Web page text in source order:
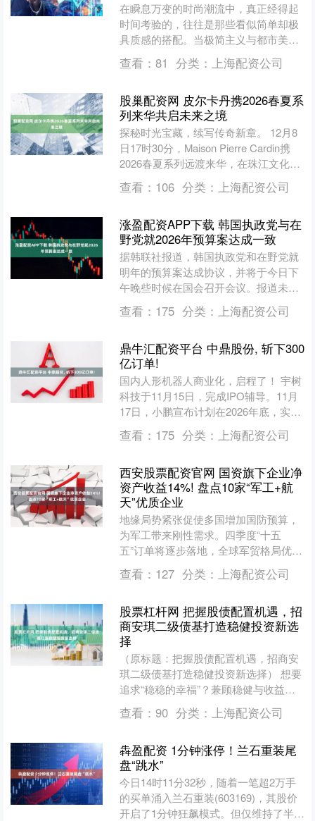
在瞬息万变的时尚潮流中，真正经得起
时间考验的，往往是那些看似简单却极
具质感的搭配。当极简主义与都市美学
相遇，一种低调而富有张力的穿搭风格
便应运而生。黑色半袖、九....
查看： 81 分类： 上海配资公司
股巢配资网 皮尔卡丹携2026春夏系
列来华共启未来之境
探秘时光宝藏，续写传奇新章。 12月8
日17时30分，Maison Pierre Cardin携
2026春夏系列远渡来华，在珠江文化标
杆广州大剧院为中国友人奏启....
查看： 106 分类： 上海配资公司
涨盈配资APP下载 韩国执政党与在
野党就2026年预算案达成一致
据韩联社报道，韩国执政党和在野党就
明年的预算案达成协议，并将于今日下
午晚些时候在国会召开会议。报道未说
明消息来源。各方同意维持政府在2026
年预算中计划的728....
查看： 175 分类： 上海配资公司
鼎牛汇配资平台 中鼎股份, 斩下300
亿订单!
国内人形机器人商业化，启程了！ 宇树
科技于11月15日，完成IPO辅导。11月
17日，小鹏宣布计划在2026年底，实现
规模量产，在2030年达到百万量产目
标！ ....
查看： 175 分类： 上海配资公司
西安股票配资官网 国资旗下企业净
资产收益14%! 盘点10家“军工+航
天”优质企业
地缘局势紧张促使多国增加国防预算，
为军工带来刚性需求。四季度“十五
五”订单将逐步落地，全球军贸格局优
化，行业有望开启上行周期。 国防军工
电子信息化概念股 No.....
查看： 127 分类： 上海配资公司
股票杠杆网 把握股债配置机遇，招
商安琪二级债基打造稳健投资新选
择
（原标题：把握股债配置机遇，招商安
琪二级债基打造稳健投资新选择） 想要
追求“稳稳的幸福”？兼顾稳健与收益潜
力的二级债基是不错的选择。近日，招
商安琪正式发行，为投....
查看： 90 分类： 上海配资公司
犇盈配资 1分钟涨停！兰石重装尾
盘“跳水”
今日14时11分32秒，随着一笔超2万手
的买单涌入兰石重装(603169)，其股价
开启了1分钟狂飙模式。但仅维持了半个